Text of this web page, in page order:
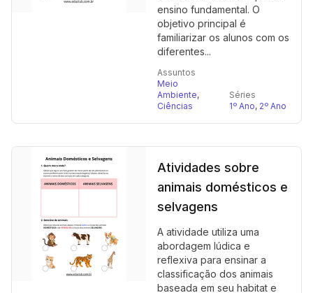
ensino fundamental. O
objetivo principal é
familiarizar os alunos com os
diferentes...
Assuntos
Meio
Ambiente,
Ciências
Séries
1º Ano, 2º Ano
Atividades sobre
animais domésticos e
selvagens
A atividade utiliza uma
abordagem lúdica e
reflexiva para ensinar a
classificação dos animais
baseada em seu habitat e